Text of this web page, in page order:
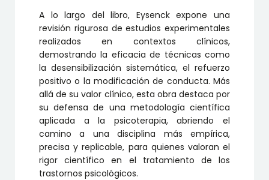
A lo largo del libro, Eysenck expone una
revisión rigurosa de estudios experimentales
realizados en contextos clínicos,
demostrando la eficacia de técnicas como
la desensibilización sistemática, el refuerzo
positivo o la modificación de conducta. Más
allá de su valor clínico, esta obra destaca por
su defensa de una metodología científica
aplicada a la psicoterapia, abriendo el
camino a una disciplina más empírica,
precisa y replicable, para quienes valoran el
rigor científico en el tratamiento de los
trastornos psicológicos.